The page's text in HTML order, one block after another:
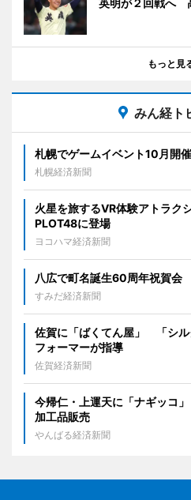
英明が２回戦へ
もっと見
みん経ト
札幌でゲームイベント10月開
札幌経済新聞
火星を旅するVR体験アトラ
PLOT48に登場
ヨコハマ経済新聞
八広で町名誕生60周年祝賀会
すみだ経済新聞
佐賀に「ばくてん屋」 「シル
フォーマーが指導
佐賀経済新聞
今帰仁・上運天に「ナギッコ
加工品販売
やんばる経済新聞